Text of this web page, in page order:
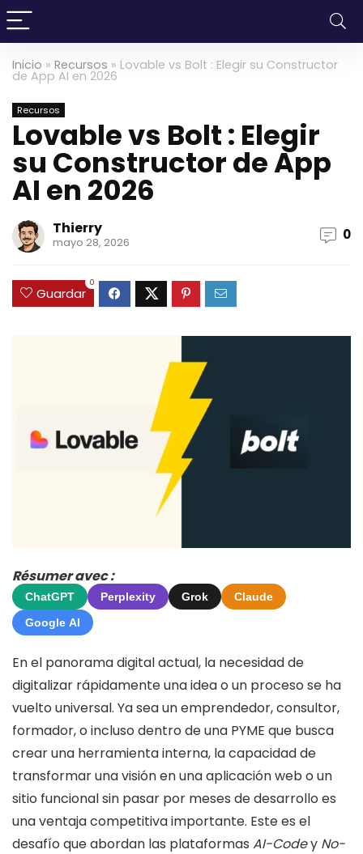
Inicio » Recursos » Lovable vs Bolt : Elegir su Constructor
de App AI en 2026
Recursos
Lovable vs Bolt : Elegir
su Constructor de App
AI en 2026
Thierry
mayo 28, 2026 0
Guardar
0
Résumer avec :
ChatGPT Perplexity Grok
Claude
Google AI
En el panorama digital actual, la necesidad de
digitalizar rápidamente una idea o un proceso se ha
vuelto universal. Ya sea un emprendedor, consultor,
formador, o incluso dentro de una PYME que busca
crear una herramienta interna, la capacidad de
transformar una visión en una aplicación web o un
sitio funcional sin pasar por meses de desarrollo es
una ventaja competitiva importante. Este es el
desafío que abordan las plataformas AI-Codey No-